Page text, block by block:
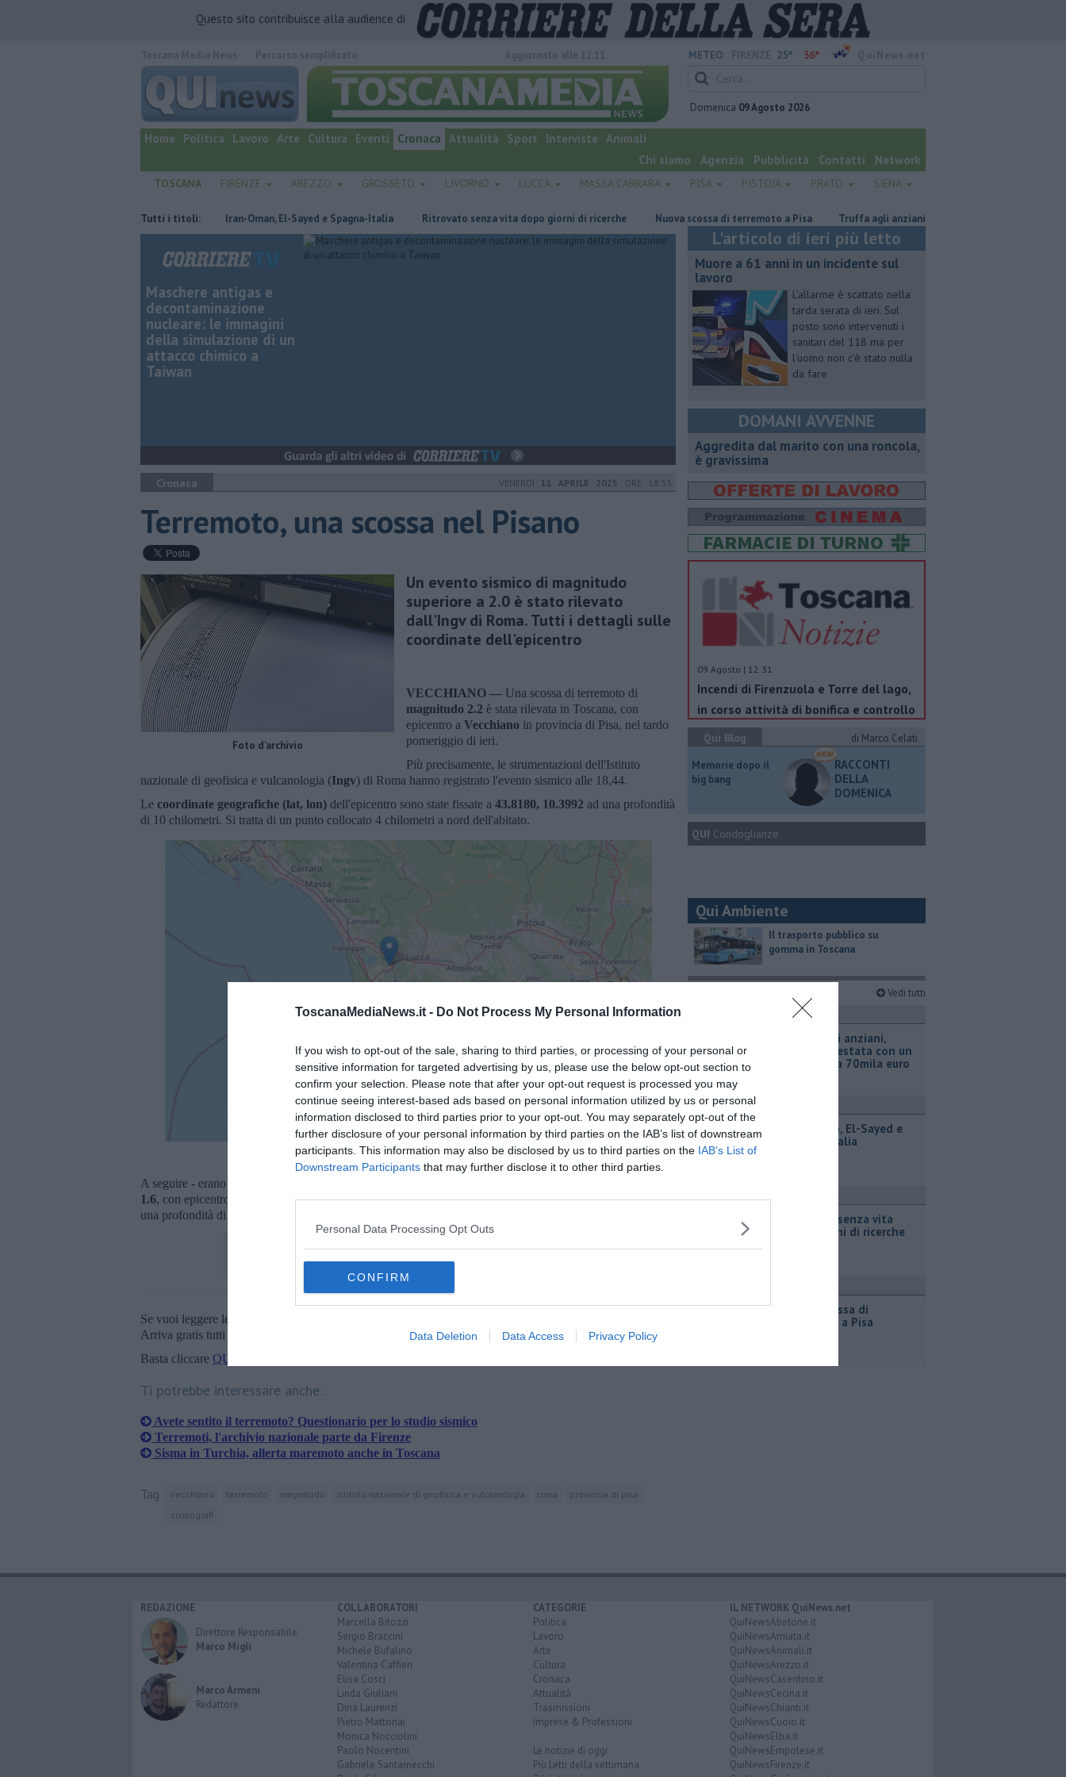
ToscanaMediaNews.it - Do Not Process My Personal Information
If you wish to opt-out of the sale, sharing to third parties, or processing of your personal or
sensitive information for targeted advertising by us, please use the below opt-out section to
confirm your selection. Please note that after your opt-out request is processed you may
continue seeing interest-based ads based on personal information utilized by us or personal
information disclosed to third parties prior to your opt-out. You may separately opt-out of the
further disclosure of your personal information by third parties on the IAB’s list of downstream
participants. This information may also be disclosed by us to third parties on the IAB’s List of
Downstream Participants that may further disclose it to other third parties.
Personal Data Processing Opt Outs
CONFIRM
Data Deletion Data Access Privacy Policy
Questo sito contribuisce alla audience di
quotidiano online.
METEO: 25° 36°
Domenica 09 Agosto 2026
Home Politica Lavoro Arte Cultura Eventi Cronaca Attualità Sport Interviste Animali
Chi siamo
Agenzia Pubblicità Contatti Network
TOSCANA FIRENZE AREZZO GROSSETO LIVORNO LUCCA MASSA CARRARA PISA PISTOIA PRATO SIENA
Tutti i titoli:
con un bottino da 70mila euro Iran-Oman, El-Sayed e Spagna-Italia Ritrovato senza vita dopo giorni di ricerche Nuova scossa di terremoto a Pisa Truffa agli anziani, coppia arrestata con un bottino da
Maschere antigas e
decontaminazione
nucleare: le immagini
della simulazione di un
attacco chimico a
Taiwan
Cronaca VENERDÌ 11 APRILE 2025 ORE 18:55
Terremoto, una scossa nel Pisano
Foto d'archivio
Un evento sismico di magnitudo
superiore a 2.0 è stato rilevato
dall'Ingv di Roma. Tutti i dettagli sulle
coordinate dell'epicentro
VECCHIANO — Una scossa di terremoto di
magnitudo 2.2 è stata rilevata in Toscana, con
epicentro a Vecchiano in provincia di Pisa, nel tardo
pomeriggio di ieri.
Più precisamente, le strumentazioni dell'Istituto
nazionale di geofisica e vulcanologia (Ingv) di Roma hanno registrato l'evento sismico alle 18,44.
Le coordinate geografiche (lat, lon) dell'epicentro sono state fissate a 43.8180, 10.3992 ad una profondità
di 10 chilometri. Si tratta di un punto collocato 4 chilometri a nord dell'abitato.
L'epicentro della scossa di magnitudo 2.2 (Fonte: Ingv.it)
A seguire - erano le 18,51 - i sismografi hanno intercettato un'altra scossa di minore intensità,
1.6, con epicentro sostanzialmente sovrapponibile:coordinate geografiche (lat, lon) 43.8197, 10.4168ad
una profondità di 10 chilometri, 5 chilometri a nord est dell'abitato di Vecchiano.
Se vuoi leggere le notizie principali della Toscana iscriviti alla
Arriva gratis tutti i giorni alle 20:00 direttamente nella tua casella di posta.
Basta cliccare QUI
Ti potrebbe interessare anche:
Avete sentito il terremoto? Questionario per lo studio sismico
Terremoti, l'archivio nazionale parte da Firenze
Sisma in Turchia, allerta maremoto anche in Toscana
Tag vecchiano terremoto magnitudo istituto nazionale di geofisica e vulcanologia roma
provincia di pisa
sismografi
L'articolo di ieri più letto
Muore a 61 anni in un incidente sul
lavoro
L'allarme è scattato nella
tarda serata di ieri. Sul
posto sono intervenuti i
sanitari del 118 ma per
l'uomo non c'è stato nulla
da fare
DOMANI AVVENNE
Aggredita dal marito con una roncola,
è gravissima
09 Agosto | 12.31
Incendi di Firenzuola e Torre del lago,
in corso attività di bonifica e controllo
Qui Blog
di Marco Celati
Memorie dopo il
big bang
RACCONTI
DELLA
DOMENICA
QUI Condoglianze
Qui Ambiente
​Il trasporto pubblico su
gomma in Toscana
Ultimi articoli Vedi tutti
Truffa agli anziani,
coppia arrestata con un
bottino da 70mila euro
Brevemondo
Iran-Oman, El-Sayed e
Spagna-Italia
Cronaca
Ritrovato senza vita
dopo giorni di ricerche
Nuova scossa di
terremoto a Pisa
REDAZIONE
Direttore Responsabile
Marco Migli
Marco Armeni
Redattore
COLLABORATORI
Marcella Bitozzi
Sergio Braccini
Michele Bufalino
Valentina Caffieri
Elisa Cosci
Linda Giuliani
Dina Laurenzi
Pietro Mattonai
Monica Nocciolini
Paolo Nocentini
Gabriele Santarnecchi
CATEGORIE
Politica
Lavoro
Arte
Cultura
Cronaca
Attualità
Trasmissioni
Imprese & Professioni
Le notizie di oggi
Più Letti della settimana
IL NETWORK QuiNews.net
QuiNewsAbetone.it
QuiNewsAmiata.it
QuiNewsAnimali.it
QuiNewsArezzo.it
QuiNewsCasentino.it
QuiNewsCecina.it
QuiNewsChianti.it
QuiNewsCuoio.it
QuiNewsElba.it
QuiNewsEmpolese.it
QuiNewsFirenze.it